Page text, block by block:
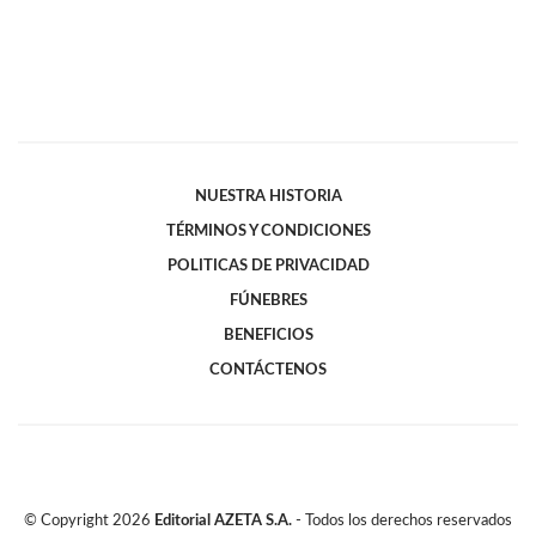
NUESTRA HISTORIA
TÉRMINOS Y CONDICIONES
POLITICAS DE PRIVACIDAD
FÚNEBRES
BENEFICIOS
CONTÁCTENOS
© Copyright 2026 Editorial AZETA S.A. - Todos los derechos reservados